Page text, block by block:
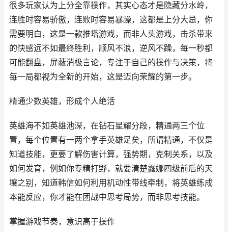
很多玩家认为上分全靠操作，其实心态才是隐藏分水岭，
连胜时容易骄傲，连败时容易暴躁，这都是上分大忌，你
需要明白，这是一款推塔游戏，而非人头游戏，击杀带来
的快感远不如最终胜利，顺风不浪，逆风不躁，每一秒都
可能翻盘，屏蔽消极言论，专注于自己的操作与决策，将
每一局都视为全新的开始，这是迈向荣耀的第一步。
精通少数英雄，形成个人绝活
英雄海不如英雄池深，在钻石星耀分段，精通两三个位
置，每个位置有一两个拿手英雄足矣，所谓精通，不仅是
知道技能，更要了解伤害计算，强势期，克制关系，以及
如何发育，例如你专精打野，就要清楚露娜四级前后的天
壤之别，知道韩信如何利用机动性带线牵制，将英雄练成
本能反应，你才能在团战中思考局势，而非思考技能。
掌握游戏节奏，意识高于操作